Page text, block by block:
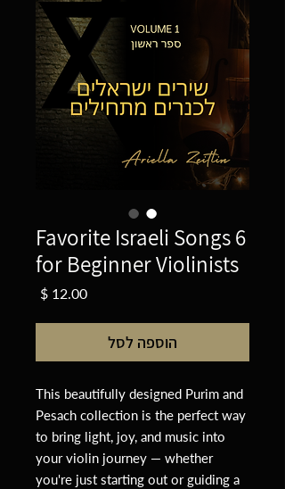
6 Favorite Israeli Songs
for Beginner Violinists
הוספה לסל
This beautifully designed Purim and
Pesach collection is the perfect way
to bring light, joy, and music into
your violin journey — whether
you're just starting out or guiding a